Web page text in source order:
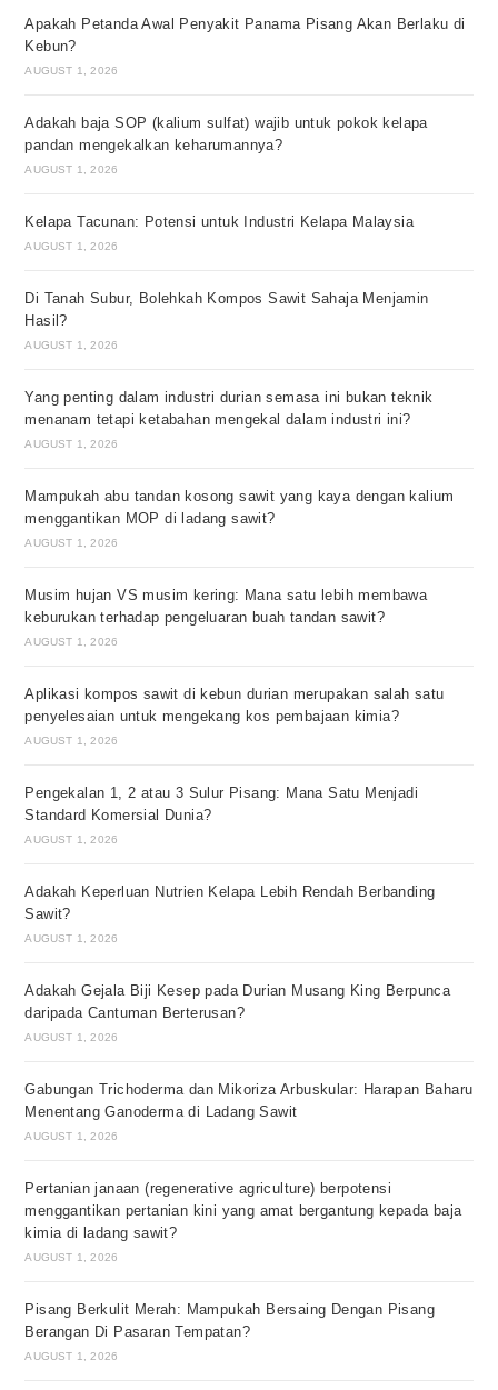
Apakah Petanda Awal Penyakit Panama Pisang Akan Berlaku di
Kebun?
AUGUST 1, 2026
Adakah baja SOP (kalium sulfat) wajib untuk pokok kelapa
pandan mengekalkan keharumannya?
AUGUST 1, 2026
Kelapa Tacunan: Potensi untuk Industri Kelapa Malaysia
AUGUST 1, 2026
Di Tanah Subur, Bolehkah Kompos Sawit Sahaja Menjamin
Hasil?
AUGUST 1, 2026
Yang penting dalam industri durian semasa ini bukan teknik
menanam tetapi ketabahan mengekal dalam industri ini?
AUGUST 1, 2026
Mampukah abu tandan kosong sawit yang kaya dengan kalium
menggantikan MOP di ladang sawit?
AUGUST 1, 2026
Musim hujan VS musim kering: Mana satu lebih membawa
keburukan terhadap pengeluaran buah tandan sawit?
AUGUST 1, 2026
Aplikasi kompos sawit di kebun durian merupakan salah satu
penyelesaian untuk mengekang kos pembajaan kimia?
AUGUST 1, 2026
Pengekalan 1, 2 atau 3 Sulur Pisang: Mana Satu Menjadi
Standard Komersial Dunia?
AUGUST 1, 2026
Adakah Keperluan Nutrien Kelapa Lebih Rendah Berbanding
Sawit?
AUGUST 1, 2026
Adakah Gejala Biji Kesep pada Durian Musang King Berpunca
daripada Cantuman Berterusan?
AUGUST 1, 2026
Gabungan Trichoderma dan Mikoriza Arbuskular: Harapan Baharu
Menentang Ganoderma di Ladang Sawit
AUGUST 1, 2026
Pertanian janaan (regenerative agriculture) berpotensi
menggantikan pertanian kini yang amat bergantung kepada baja
kimia di ladang sawit?
AUGUST 1, 2026
Pisang Berkulit Merah: Mampukah Bersaing Dengan Pisang
Berangan Di Pasaran Tempatan?
AUGUST 1, 2026